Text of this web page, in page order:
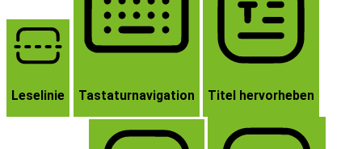
Leselinie Tastaturnavigation Titel hervorheben